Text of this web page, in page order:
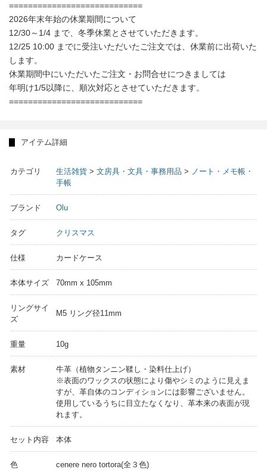
============================
2026年末年始の休業期間について
12/30～1/4 まで、冬季休業とさせていただきます。
12/25 10:00 までに受注いただいたご注文では、休業前に出荷いた
します。
休業期間中にいただいたご注文・お問合せにつきましては
年明け1/5以降に、順次対応とさせていただきます。
============================
アイテム詳細
カテゴリ 生活雑貨 > 文房具・文具・事務用品 > ノート・メモ帳・
手帳
ブランド Olu
タグ クリスマス
仕様 カードケース
本体サイズ 70mm x 105mm
リングサイ
ズ
M5 リング径11mm
重量 10g
素材
牛革（植物タンニン鞣し・染料仕上げ）
※表面のワックスの状態により傷やシミのように見えま
すが、革自体のコンディションには影響ございません。
使用しているうちに目立たなくなり、革本来の表面が現
れます。
セット内容 本体
色 cenere nero tortora(全３色)